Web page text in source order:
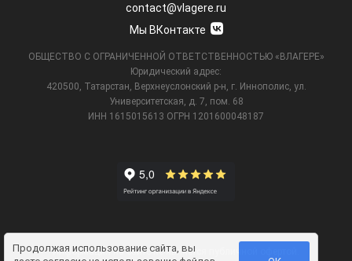
Продолжая использование сайта, вы
contact@vlagere.ru
Мы ВКонтакте
ОБЩЕСТВО С ОГРАНИЧЕННОЙ ОТВЕТСТВЕННОСТЬЮ «ВЛАГЕРЕ»
Юридический адрес:
420500, Татарстан, Верхнеуслонский р-н, г. Иннополис, ул.
Университетская,
д. 7, пом. 68
ИНН 1615015613 ОГРН 1201600048187
Информация на сайте не является публичной офертой.